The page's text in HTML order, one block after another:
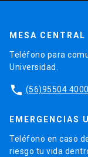
MESA CENTRAL
Teléfono para
Universidad.
phone (56)95504 4000
EMERGENCIAS
Teléfono en caso
riesgo tu vida